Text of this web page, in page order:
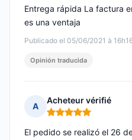
Publicado el 05/06/2021 à
Entrega rápida La factura
es una ventaja
Opinión traducida
A
Acheteur vérifié
Nota: 5 de 5
El pedido se realizó el 26